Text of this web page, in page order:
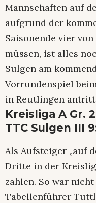
Mannschaften auf
aufgrund der
Saisonende vier
müssen, ist alles
Sulgen am
Vorrundenspiel
in Reutlingen
Kreisliga A Gr.
TTC Sulgen III
Als Aufsteiger „auf
Dritte in der
zahlen. So war
Tabellenführer